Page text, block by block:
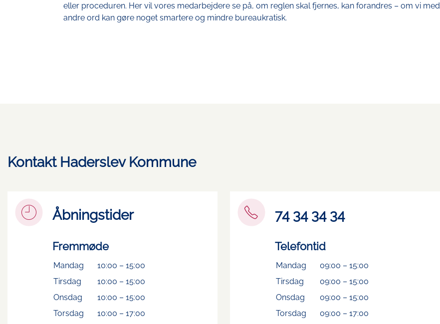
eller proceduren. Her vil vores medarbejdere se på, om reglen skal fjernes, kan forandres – om vi med
andre ord kan gøre noget smartere og mindre bureaukratisk.
Kontakt Haderslev Kommune
Åbningstider
Fremmøde
Mandag 10:00 – 15:00
Tirsdag
10:00 – 15:00
Onsdag
10:00 – 15:00
Torsdag
10:00 – 17:00
74 34 34 34
Telefontid
Mandag 09:00 –15:00
Tirsdag
09:00 –15:00
Onsdag
09:00 –15:00
Torsdag
09:00 –17:00